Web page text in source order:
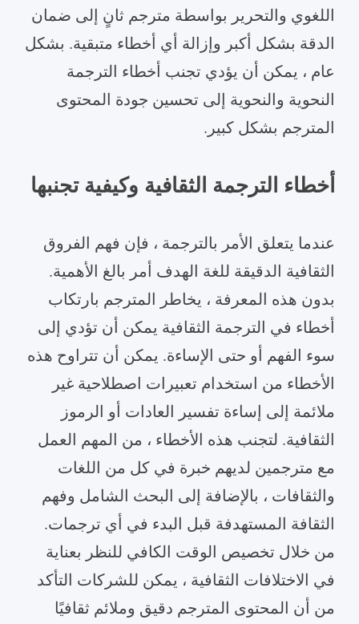
اللغوي والتحرير بواسطة مترجم ثانٍ إلى ضمان
الدقة بشكل أكبر وإزالة أي أخطاء متبقية. بشكل
عام ، يمكن أن يؤدي تجنب أخطاء الترجمة
النحوية والنحوية إلى تحسين جودة المحتوى
المترجم بشكل كبير.
أخطاء الترجمة الثقافية وكيفية تجنبها
عندما يتعلق الأمر بالترجمة ، فإن فهم الفروق
الثقافية الدقيقة للغة الهدف أمر بالغ الأهمية.
بدون هذه المعرفة ، يخاطر المترجم بارتكاب
أخطاء في الترجمة الثقافية يمكن أن تؤدي إلى
سوء الفهم أو حتى الإساءة. يمكن أن تتراوح هذه
الأخطاء من استخدام تعبيرات اصطلاحية غير
ملائمة إلى إساءة تفسير العادات أو الرموز
الثقافية. لتجنب هذه الأخطاء ، من المهم العمل
مع مترجمين لديهم خبرة في كل من اللغات
والثقافات ، بالإضافة إلى البحث الشامل وفهم
الثقافة المستهدفة قبل البدء في أي ترجمات.
من خلال تخصيص الوقت الكافي للنظر بعناية
في الاختلافات الثقافية ، يمكن للشركات التأكد
من أن المحتوى المترجم دقيق وملائم ثقافيًا